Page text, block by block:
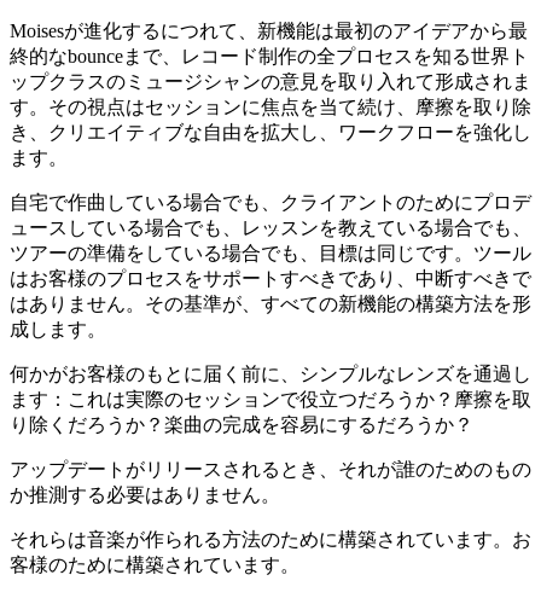
Moisesが進化するにつれて、新機能は最初のアイデアから最
終的なbounceまで、レコード制作の全プロセスを知る世界ト
ップクラスのミュージシャンの意見を取り入れて形成されま
す。その視点はセッションに焦点を当て続け、摩擦を取り除
き、クリエイティブな自由を拡大し、ワークフローを強化し
ます。
自宅で作曲している場合でも、クライアントのためにプロデ
ュースしている場合でも、レッスンを教えている場合でも、
ツアーの準備をしている場合でも、目標は同じです。ツール
はお客様のプロセスをサポートすべきであり、中断すべきで
はありません。その基準が、すべての新機能の構築方法を形
成します。
何かがお客様のもとに届く前に、シンプルなレンズを通過し
ます：これは実際のセッションで役立つだろうか？摩擦を取
り除くだろうか？楽曲の完成を容易にするだろうか？
アップデートがリリースされるとき、それが誰のためのもの
か推測する必要はありません。
それらは音楽が作られる方法のために構築されています。お
客様のために構築されています。